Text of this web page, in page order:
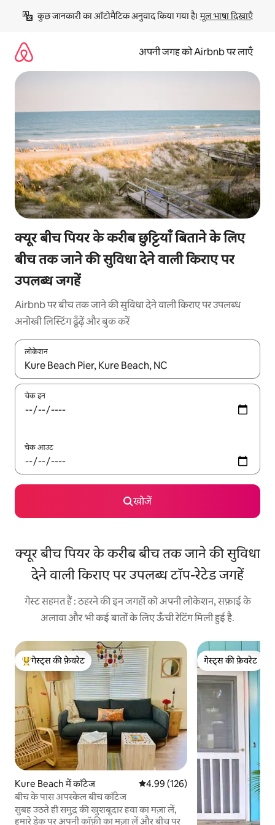
छोड़कर
कॉन्टेंट
कुछ जानकारी का ऑटोमैटिक अनुवाद किया गया है। मूल भाषा दिखाएँ
अपनी जगह को Airbnb पर लाएँ
क्यूर बीच पियर के करीब छुट्टियाँ बिताने के लिए
बीच तक जाने की सुविधा देने वाली किराए पर
उपलब्ध जगहें
Airbnb पर बीच तक जाने की सुविधा देने वाली किराए पर उपलब्ध
अनोखी लिस्टिंग ढूँढ़ें और बुक करें
लोकेशन
नतीजों के उपलब्ध होने पर, अप और डाउन 'ऐरो की' का इस्तेमाल करके नेविगेट
चेक इन
चेक आउट
खोजें
क्यूर बीच पियर के करीब बीच तक जाने की सुविधा
देने वाली किराए पर उपलब्ध टॉप-रेटेड जगहें
गेस्ट सहमत हैं : ठहरने की इन जगहों को अपनी लोकेशन, सफ़ाई के
अलावा और भी कई बातों के लिए ऊँची रेटिंग मिली हुई है.
गेस्ट्स का टॉप फ़ेवरेट
गेस्ट्स की फ़ेवरेट
Kure Beach में कॉटेज औसत रेटिंग 5 में से 4.99, 126 समीक्षाएँ
4.99 (126)
बीच के पास अपस्केल बीच कॉटेज
सुबह उठते ही समुद्र की खुशबूदार हवा का मज़ा लें,
हमारे डेक पर अपनी कॉफ़ी का मज़ा लें और बीच पर
गेस्ट्स की फ़ेवरेट
गेस्ट्स की फ़ेवरेट